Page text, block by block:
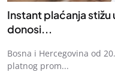
Instant plaćanja stižu
donosi...
Bosna i Hercegovina od
platnog prom...